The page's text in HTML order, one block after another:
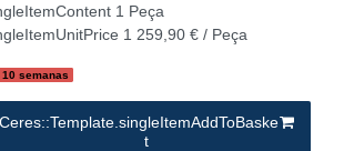
1 Peça
1 259,90 € / Peça
semanas
Ceres::Template.singleItemAddToBaske
t